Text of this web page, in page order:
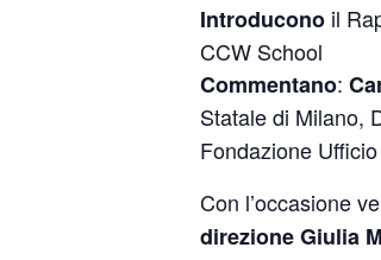
Introducono il
CCW School
Commentano:
Statale di Milano,
Fondazione
Con l’occasione
direzione Giulia